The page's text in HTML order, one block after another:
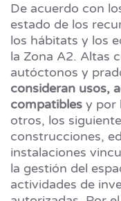
De acuerdo con
estado de los
los hábitats y los
la Zona A2. Altas
autóctonos y
consideran usos,
compatibles y por
otros, los
construcciones,
instalaciones
la gestión del
actividades de